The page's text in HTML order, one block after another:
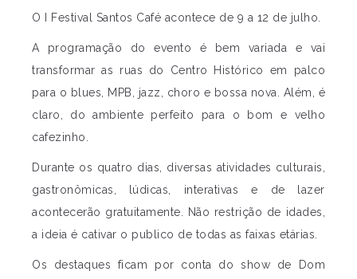
O I Festival Santos Café acontece de 9 a 12 de julho.
A programação do evento é bem variada e vai
transformar as ruas do Centro Histórico em palco
para o blues, MPB, jazz, choro e bossa nova. Além, é
claro, do ambiente perfeito para o bom e velho
cafezinho.
Durante os quatro dias, diversas atividades culturais,
gastronômicas, lúdicas, interativas e de lazer
acontecerão gratuitamente. Não restrição de idades,
a ideia é cativar o publico de todas as faixas etárias.
Os destaques ficam por conta do show de Dom